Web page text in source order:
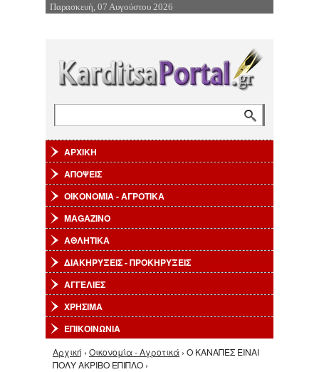
Επιστροφή στην Πλοήγηση
Παρασκευή, 07 Αυγούστου 2026
ΑΡΧΙΚΗ
ΑΠΟΨΕΙΣ
ΟΙΚΟΝΟΜΙΑ - ΑΓΡΟΤΙΚΑ
MAGAZINO
ΑΘΛΗΤΙΚΑ
ΔΙΑΚΗΡΥΞΕΙΣ - ΠΡΟΚΗΡΥΞΕΙΣ
ΑΓΓΕΛΙΕΣ
ΧΡΗΣΙΜΑ
ΕΠΙΚΟΙΝΩΝΙΑ
Είστε εδώ
Αρχική › Οικονομία - Αγροτικά › Ο ΚΑΝΑΠΕΣ ΕΙΝΑΙ
ΠΟΛΥ ΑΚΡΙΒΟ ΕΠΙΠΛΟ ›